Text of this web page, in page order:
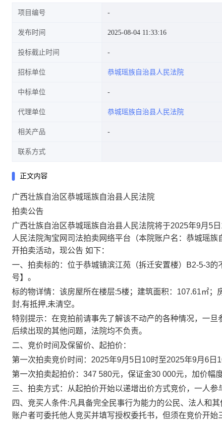
项目编号
发布时间 2025-08-04 11:33:16
投标截止时间
招标单位 恭城瑶族自治县人民法院
中标单位
代理单位 恭城瑶族自治县人民法院
相关产品
联系方式
正文内容
广西壮族自治区恭城瑶族自治县人民法院
拍卖公告
广西壮族自治区恭城瑶族自治县人民法院将于2025年9月 5 日
人民法院淘宝网司法拍卖网络平台（本院账户名：恭城瑶族
开拍卖活动，现公告 如下：
一、拍卖标的：位于恭城镇滨江苑（拆迁安置楼） B2-5-3的
号】。
标的物详情： 该房屋所在楼层:5楼；建筑面积： 107.61㎡；
封,有抵押,未清空。
特别提示：在竞拍前请事先了解该不动产的各种情况，一
后续出现的其他问题，法院均不负责。
二、竞价时间及保留价、起拍价：
第一次拍卖竞价时间： 2025年9月 5 日 10时至2025年9月 6 日
第一次拍卖起拍价： 347 580元，保证金30 000元，加价幅
三、拍卖方式：从起拍价开始以递增出价方式竞价，一人
四、竞买人条件:凡具备完全民事行为能力的公民、法人和
账户者可委托他人竞买并填写授权委托书，但须在竞价开